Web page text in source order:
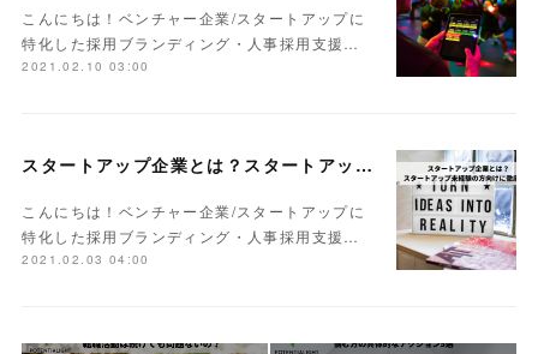
こんにちは！ベンチャー企業/スタートアップに
特化した採用ブランディング・人事採用支援…
2021.02.10 03:00
スタートアップ企業とは？スタートアップ未経験の方向けに徹底解説
こんにちは！ベンチャー企業/スタートアップに
特化した採用ブランディング・人事採用支援…
2021.02.03 04:00